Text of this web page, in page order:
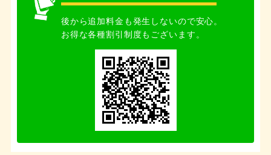
後から追加料金も発生しないので安心。
お得な各種割引制度もございます。